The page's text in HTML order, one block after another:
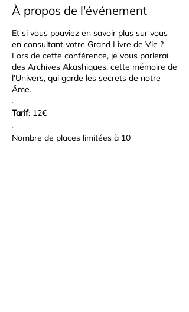
À propos de l'événement
Et si vous pouviez en savoir plus sur vous
en consultant votre Grand Livre de Vie ?
Lors de cette conférence, je vous parlerai
des Archives Akashiques, cette mémoire de
l'Univers, qui garde les secrets de notre
Âme.
.
Tarif: 12€
.
Nombre de places limitées à 10
Partager cet événement